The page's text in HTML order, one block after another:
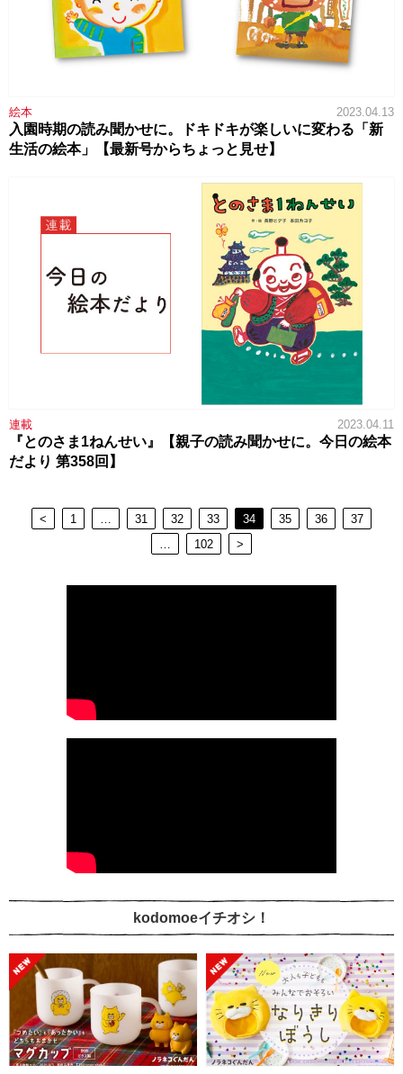
絵本 2023.04.13
入園時期の読み聞かせに。ドキドキが楽しいに変わる「新
生活の絵本」【最新号からちょっと見せ】
連載 2023.04.11
『とのさま1ねんせい』【親子の読み聞かせに。今日の絵本
だより 第358回】
< 1 31 32 33 34 35 36
37
102 >
kodomoeイチオシ！